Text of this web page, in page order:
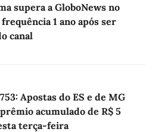
supera a GloboNews no
1 ano após ser
canal
Apostas do ES e de MG
acumulado de R$ 5
terça-feira